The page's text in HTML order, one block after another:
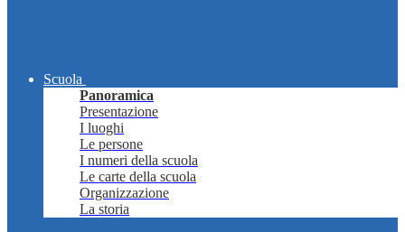
Scuola
Panoramica
Presentazione
I luoghi
Le persone
I numeri della scuola
Le carte della scuola
Organizzazione
La storia